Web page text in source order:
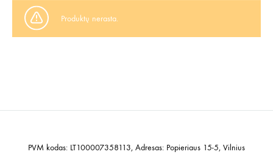
Produktų nerasta.
PVM kodas: LT100007358113, Adresas: Popieriaus 15-5, Vilnius